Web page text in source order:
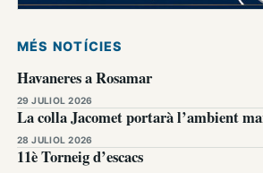
MÉS NOTÍCIES
Havaneres a Rosamar
29 JULIOL 2026
La colla Jacomet portarà l’ambient
28 JULIOL 2026
11è Torneig d’escacs